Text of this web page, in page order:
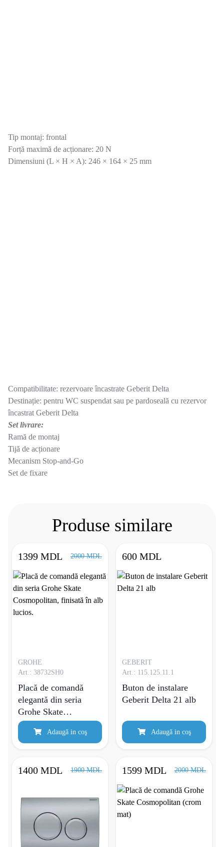
Tip montaj: frontal
Forță maximă de acționare: 20 N
Dimensiuni (L × H × A): 246 × 164 × 25 mm
Compatibilitate: rezervoare încastrate Geberit Delta
Destinație: pentru WC suspendat sau pe pardoseală cu rezervor
încastrat Geberit Delta
Set livrare:
Ramă de montaj
Tijă de acționare
Mecanism Stop-and-Go
Set de fixare
Produse similare
1399 MDL 2000 MDL
GROHE
Art.: 38732SH0
Placă de comandă
elegantă din seria
Grohe Skate
Cosmopolitan, finisată
în alb lucios.Adaugă in coş
600 MDL
GEBERIT
Art.: 115.125.11.1
Buton de instalare
Geberit Delta 21 alb
Adaugă in coş
1400 MDL 1900 MDL 1599 MDL 2000 MDL